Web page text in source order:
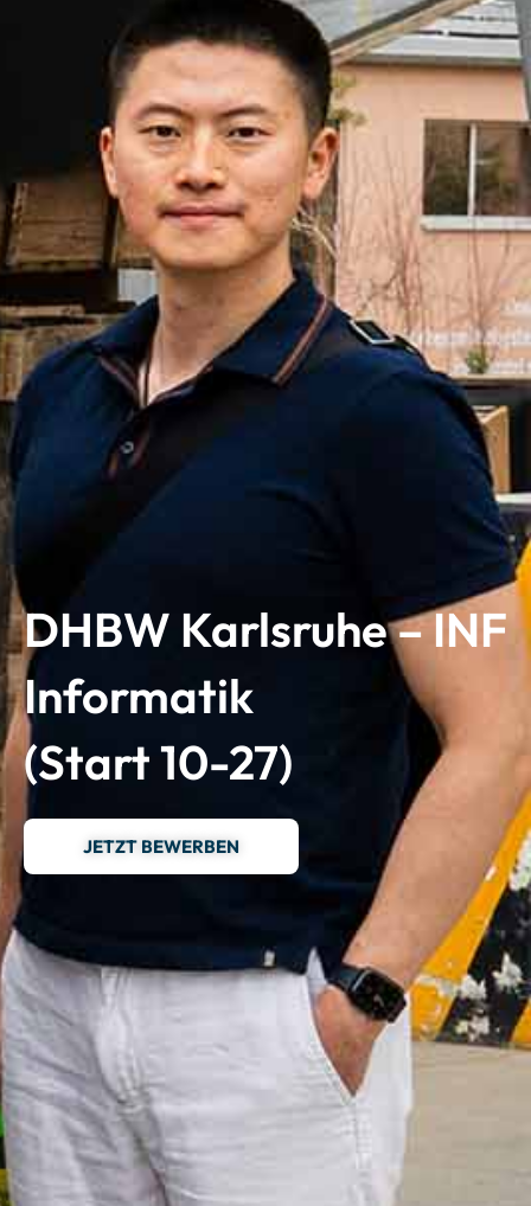
DHBW Karlsruhe – INF
Informatik
(Start 10-27)
JETZT BEWERBEN